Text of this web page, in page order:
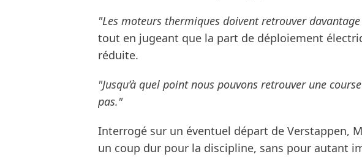
"Les moteurs thermiques doivent retrouver
tout en jugeant que la part de déploiement
réduite.
"Jusqu’à quel point nous pouvons retrouver une
pas."
Interrogé sur un éventuel départ de Verstappen,
un coup dur pour la discipline, sans pour autant